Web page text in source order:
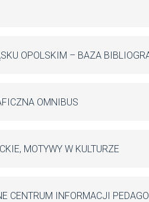
OPOLSKIM – BAZA
OMNIBUS
MOTYWY W KULTURZE
CENTRUM INFORMACJI